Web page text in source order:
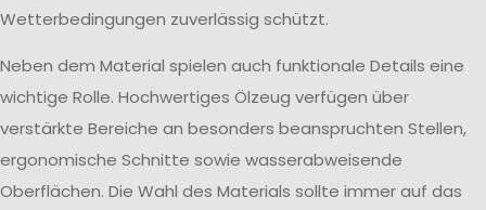
Wetterbedingungen zuverlässig schützt.
Neben dem Material spielen auch funktionale Details eine
wichtige Rolle. Hochwertiges Ölzeug verfügen über
verstärkte Bereiche an besonders beanspruchten Stellen,
ergonomische Schnitte sowie wasserabweisende
Oberflächen. Die Wahl des Materials sollte immer auf das